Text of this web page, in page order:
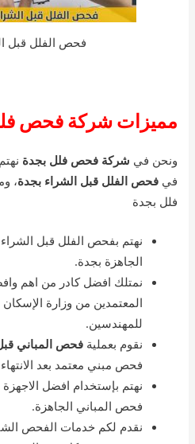
فحص الفلل قبل
مميزات شركة فحص
ونحن في شركة فحص فلل بجدة
فيفحص الفلل قبل الشراء بجدة،
فلل بجدة
نهتم بفحص الفلل قبل
الجاهزة بجدة.
نمتلك افضل كادر من اهم
المعتمدين من وزارة الإسكان
للمهندسين.
نقوم بعمليةفحص المباني
فحص مبني معتمد بعد
نهتم بإستخدام افضل الاجهزة
فحص المباني الجاهزة.
نقدم لكم خدمات الفحص